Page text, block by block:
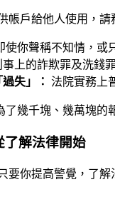
帳戶給他人使用，請
使你聲稱不知情，或
上的詐欺罪及洗錢
失」： 法院實務上
了幾千塊、幾萬塊的
了解法律開始
要你提高警覺，了